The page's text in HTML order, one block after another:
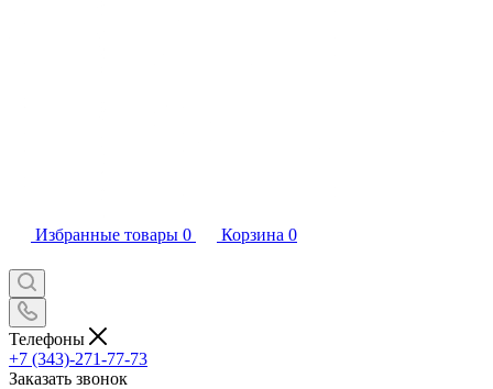
Избранные товары 0 Корзина 0
Телефоны
+7 (343)-271-77-73
Заказать звонок